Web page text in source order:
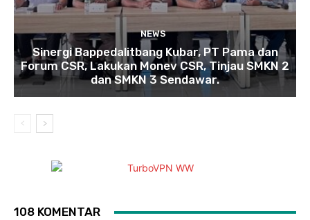
NEWS
Sinergi Bappedalitbang Kubar, PT Pama dan
Forum CSR, Lakukan Monev CSR, Tinjau SMKN 2
dan SMKN 3 Sendawar.
108 KOMENTAR